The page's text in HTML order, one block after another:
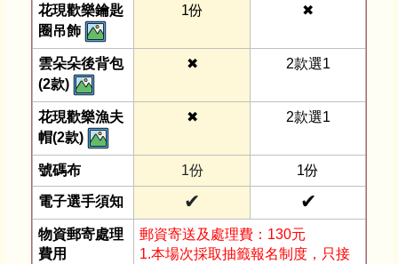
花現歡樂鑰匙
圈吊飾
1份 ✖︎
雲朵朵後背包
(2款)
✖︎ 2款選1
花現歡樂漁夫
帽(2款)
✖︎ 2款選1
號碼布 1份 1份
電子選手須知 ✔ ✔
物資郵寄處理
費用
郵資寄送及處理費：130元
1.本場次採取抽籤報名制度，只接